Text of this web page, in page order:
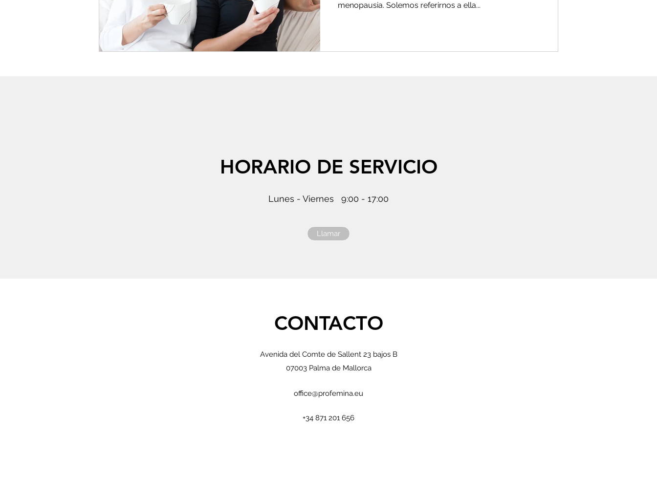
menopausia. Solemos referirnos a ella...
HORARIO DE SERVICIO
Lunes - Viernes 9:00 - 17:00
Llamar
CONTACTO
Avenida del Comte de Sallent 23 bajos B
07003 Palma de Mallorca
office@profemina.eu
+34 871 201 656